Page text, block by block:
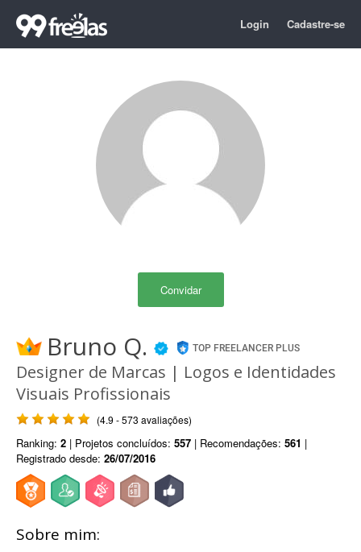
Login Cadastre-se
Convidar
Bruno Q. TOP FREELANCER PLUS
Designer de Marcas | Logos e Identidades
Visuais Profissionais
(4.9 - 573 avaliações)
Ranking: 2 | Projetos concluídos: 557 | Recomendações: 561 |
Registrado desde: 26/07/2016
Sobre mim: